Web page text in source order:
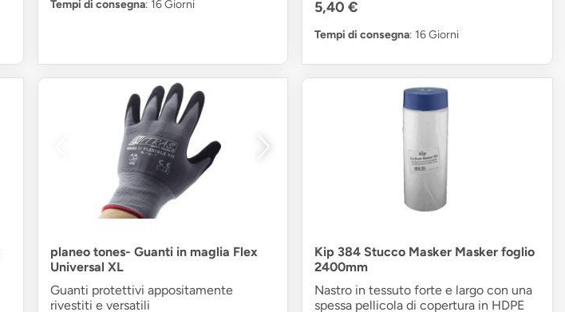
Tempi di consegna: 16 Giorni 5,40 €
Tempi di consegna: 16 Giorni
planeo tones- Guanti in maglia Flex
Universal XL
Guanti protettivi appositamente
rivestiti e versatili
Kip 384 Stucco Masker Masker foglio
2400mm
Nastro in tessuto forte e largo con una
spessa pellicola di copertura in HDPE